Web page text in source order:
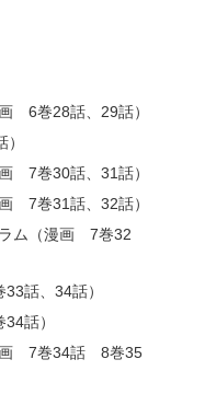
6巻28話、29話）
7巻30話、31話）
7巻31話、32話）
ム（漫画 7巻32
話、34話）
話）
画 7巻34話 8巻35